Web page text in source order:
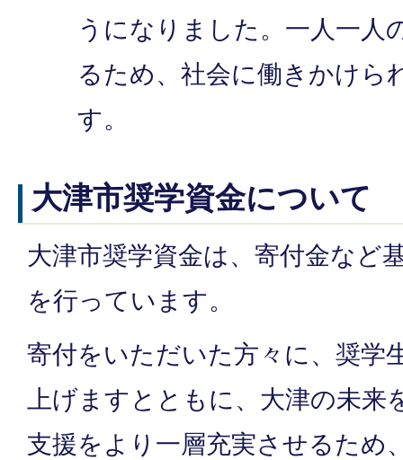
うになりました。一人一人
るため、社会に働きかけら
す。
大津市奨学資金について
大津市奨学資金は、寄付金など
を行っています。
寄付をいただいた方々に、奨学
上げますとともに、大津の未来
支援をより一層充実させるため